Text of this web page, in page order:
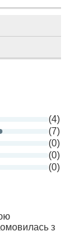
(4)
(7)
(0)
(0)
(0)
з